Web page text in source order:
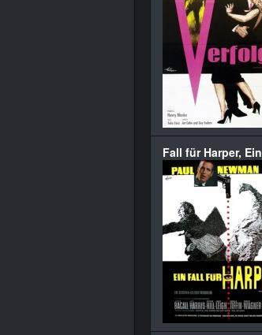
Fall für Harper, Ein